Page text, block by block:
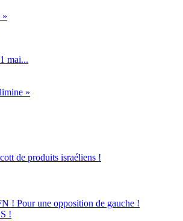
»
mai...
»
de produits israéliens !
! Pour une opposition de gauche !
!